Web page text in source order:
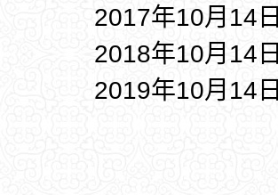
2017年10月14日
2018年10月14日
2019年10月14日